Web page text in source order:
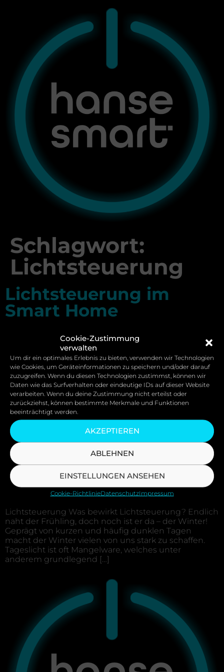
Cookie-Zustimmung
verwalten
Um dir ein optimales Erlebnis zu bieten, verwenden wir Technologien
wie Cookies, um Geräteinformationen zu speichern und/oder darauf
zuzugreifen. Wenn du diesen Technologien zustimmst, können wir
Daten wie das Surfverhalten oder eindeutige IDs auf dieser Website
verarbeiten. Wenn du deine Zustimmung nicht erteilst oder
zurückziehst, können bestimmte Merkmale und Funktionen
beeinträchtigt werden.
AKZEPTIEREN
ABLEHNEN
EINSTELLUNGEN ANSEHEN
Cookie-RichtlinieDatenschutzImpressum
Schlagwort:
Lichtsteuerung
Lichtsteuerung im
Smart Home
Wir Elektroinstallation Smart Home Photovoltaik
Elektromobilität Tipps. Tricks. News. Referenzen
Lichtsteuerung Was bewirkt Lichtsteuerung? Endlich
naht der Frühling, doch noch ist er da – der Winter!
Geprägt von kurzen und häufig dunklen Tagen
macht der Winter vielen von uns stark zu schaffen.
Tageslicht ist oft Mangelware, welches unter
anderem grundlegend […]